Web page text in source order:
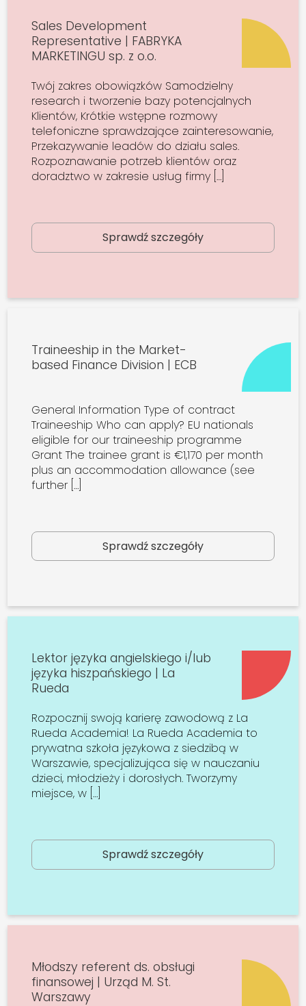
Sales Development
Representative | FABRYKA
MARKETINGU sp. z o.o.
Twój zakres obowiązków Samodzielny
research i tworzenie bazy potencjalnych
Klientów, Krótkie wstępne rozmowy
telefoniczne sprawdzające zainteresowanie,
Przekazywanie leadów do działu sales.
Rozpoznawanie potrzeb klientów oraz
doradztwo w zakresie usług firmy […]
Sprawdź szczegóły
Traineeship in the Market-
based Finance Division | ECB
General Information Type of contract
Traineeship Who can apply? EU nationals
eligible for our traineeship programme
Grant The trainee grant is €1,170 per month
plus an accommodation allowance (see
further […]
Sprawdź szczegóły
Lektor języka angielskiego i/lub
języka hiszpańskiego | La
Rueda
Rozpocznij swoją karierę zawodową z La
Rueda Academia! La Rueda Academia to
prywatna szkoła językowa z siedzibą w
Warszawie, specjalizująca się w nauczaniu
dzieci, młodzieży i dorosłych. Tworzymy
miejsce, w […]
Sprawdź szczegóły
Młodszy referent ds. obsługi
finansowej | Urząd M. St.
Warszawy